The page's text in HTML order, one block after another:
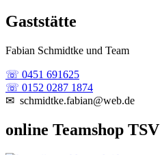
Gaststätte
Fabian Schmidtke und Team
☏ 0451 691625
☏ 0152 0287 1874
✉ schmidtke.fabian@web.de
online Teamshop TSV